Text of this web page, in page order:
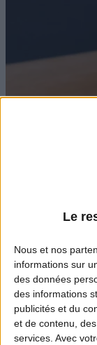
Le
Nous et nos
informations sur
des données
des informations
publicités et du
et de contenu,
services. Avec
Étape #1 :
Préchauffer le four
Voir l'étape suivante